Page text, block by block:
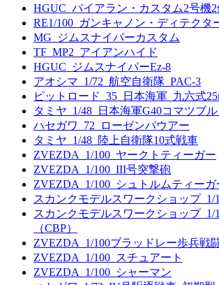
HGUC_バイアラン・カスタム2号機2
RE1/100_ガンキャノン・ディテクタ
MG_ジムスナイパーカスタム
TF_MP2_アイアンハイド
HGUC_ジムスナイパーEz-8
アオシマ_1/72_航空自衛隊_PAC-3
ピットロード_35_日本海軍_九六式
タミヤ_1/48_日本海軍G40コマツブ
ハセガワ_72_ローゼンバウアー
タミヤ_1/48_陸上自衛隊10式戦車
ZVEZDA_1/100_ヤークトティーガー
ZVEZDA_1/100_III号突撃砲
ZVEZDA_1/100_シュトルムティーガ
スカンクモデルスワークショップ_1/
スカンクモデルスワークショップ_1/
（CBP）
ZVEZDA_1/100ブラッドレー歩兵戦
ZVEZDA_1/100_スチュアート
ZVEZDA_1/100_シャーマン